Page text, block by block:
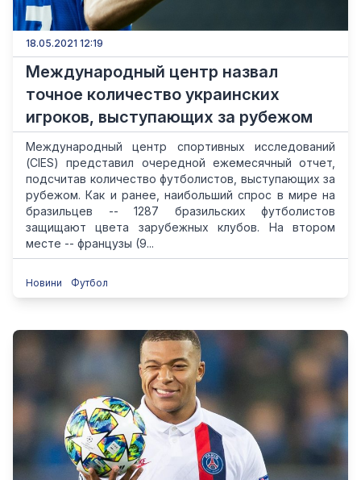
18.05.2021 12:19
Международный центр назвал
точное количество украинских
игроков, выступающих за рубежом
Международный центр спортивных исследований
(CIES) представил очередной ежемесячный отчет,
подсчитав количество футболистов, выступающих за
рубежом. Как и ранее, наибольший спрос в мире на
бразильцев -- 1287 бразильских футболистов
защищают цвета зарубежных клубов. На втором
месте -- французы (9...
Новини Футбол